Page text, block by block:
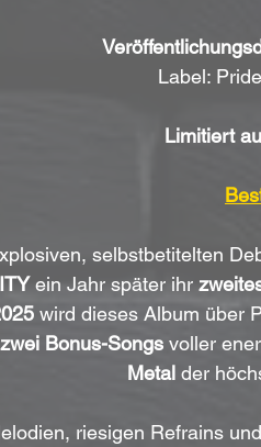
Label:
Limitiert
selbstbetitelten
ein Jahr später ihr
wird dieses Album über
Bonus-Songs voller
Metal der
riesigen Refrains